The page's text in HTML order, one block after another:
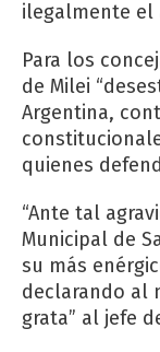
ilegalmente el
Para los
de Milei
Argentina,
quienes
“Ante tal
Municipal de
su más
declarando al
grata” al jefe